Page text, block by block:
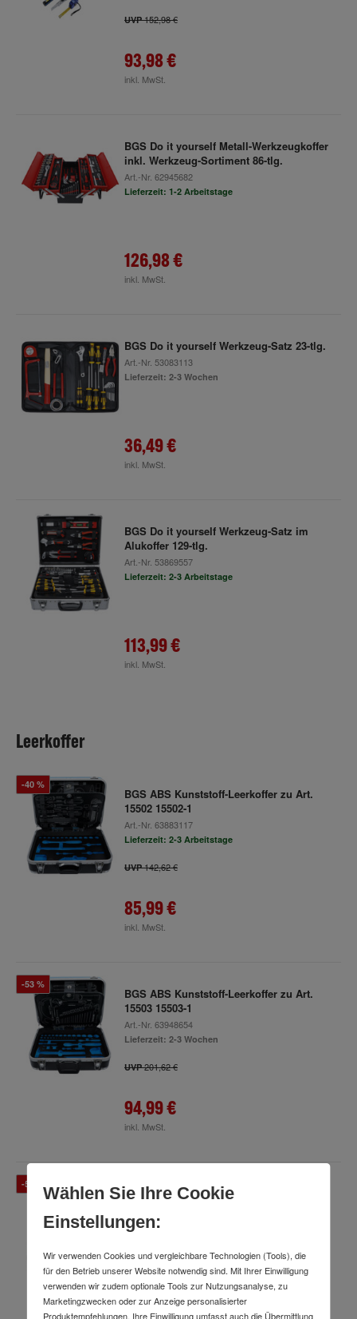
UVP152,98 €
93,98 €
inkl. MwSt.
BGS Do it yourself Metall-Werkzeugkoffer
inkl. Werkzeug-Sortiment 86-tlg.
Art.-Nr. 62945682
Lieferzeit: 1-2 Arbeitstage
126,98 €
inkl. MwSt.
BGS Do it yourself Werkzeug-Satz 23-tlg.
Art.-Nr. 53083113
Lieferzeit: 2-3 Wochen
36,49 €
inkl. MwSt.
BGS Do it yourself Werkzeug-Satz im
Alukoffer 129-tlg.
Art.-Nr. 53869557
Lieferzeit: 2-3 Arbeitstage
113,99 €
inkl. MwSt.
Leerkoffer
-40 %
BGS ABS Kunststoff-Leerkoffer zu Art.
15502 15502-1
Art.-Nr. 63883117
Lieferzeit: 2-3 Arbeitstage
UVP142,62 €
85,99 €
inkl. MwSt.
-53 %
BGS ABS Kunststoff-Leerkoffer zu Art.
15503 15503-1
Art.-Nr. 63948654
Lieferzeit: 2-3 Wochen
UVP201,62 €
94,99 €
inkl. MwSt.
-54 %
BGS ABS Kunststoff-Leerkoffer zu Art.
Art.-Nr.64014191
UVP 201,62 €
91,99 €
Wählen Sie Ihre Cookie
Einstellungen:
Wir verwenden Cookies und vergleichbare Technologien (Tools), die
für den Betrieb unserer Website notwendig sind. Mit Ihrer Einwilligung
verwenden wir zudem optionale Tools zur Nutzungsanalyse, zu
Marketingzwecken oder zur Anzeige personalisierter
Produktempfehlungen. Ihre Einwilligung umfasst auch die Übermittlung